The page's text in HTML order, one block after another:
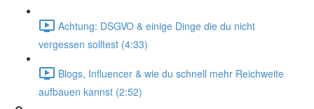
Achtung: DSGVO & einige Dinge die du nicht
vergessen solltest (4:33)
Blogs, Influencer & wie du schnell mehr Reichweite
aufbauen kannst (2:52)